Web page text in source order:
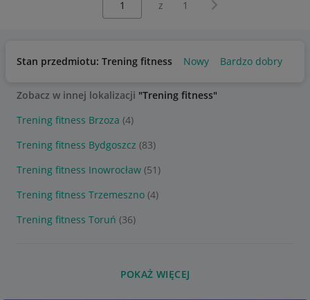
z 1
Stan przedmiotu: Trening fitness Nowy Bardzo dobry
Zobacz w innej lokalizacji "Trening fitness"
Trening fitness Brzoza (4)
Trening fitness Bydgoszcz (83)
Trening fitness Inowrocław (51)
Trening fitness Trzemeszno (4)
Trening fitness Toruń (36)
POKAŻ WIĘCEJ